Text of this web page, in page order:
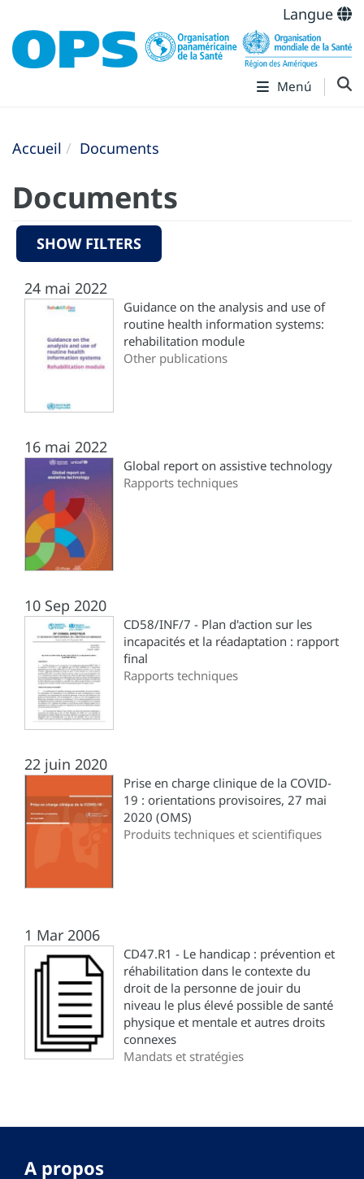
Langue
Menú
Accueil Documents
Documents
SHOW FILTERS
24 mai 2022
Guidance on the analysis and use of
routine health information systems:
rehabilitation module
Other publications
16 mai 2022
Global report on assistive technology
Rapports techniques
10 Sep 2020
CD58/INF/7 - Plan d'action sur les
incapacités et la réadaptation : rapport
final
Rapports techniques
22 juin 2020
Prise en charge clinique de la COVID-
19 : orientations provisoires, 27 mai
2020 (OMS)
Produits techniques et scientifiques
1 Mar 2006
CD47.R1 - Le handicap : prévention et
réhabilitation dans le contexte du
droit de la personne de jouir du
niveau le plus élevé possible de santé
physique et mentale et autres droits
connexes
Mandats et stratégies
A propos